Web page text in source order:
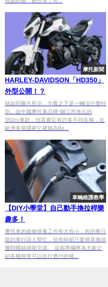
摩托新聞
HARLEY-DAVIDSON「HD350」
外型公開！？
就如同圖片所示，乍看之下是一輛沒什麼特
別、由中國摩托車品牌-錢江所推出的
350cc車款，但其實它有許多不同名稱，在
歐洲多個國家它被稱為Be...
車輛維護教學
【DIY小學堂】自己動手換拉桿樂
趣多！
摩托車的維修保養工作有大有小，有的事只
能到車行請人幫忙，但有時卻只要簡單換掉
幾顆螺絲就能完成。 這個專欄將為大家介
紹各種簡單可以自行應付的修...